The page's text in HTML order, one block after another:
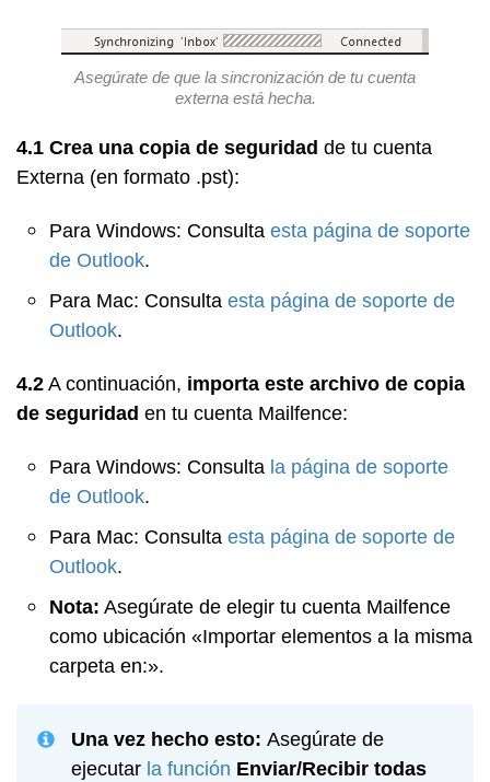
Asegúrate de que la sincronización de tu cuenta
externa está hecha.
4.1 Crea una copia de seguridad de tu cuenta
Externa (en formato .pst):
Para Windows: Consulta esta página de soporte
de Outlook.
Para Mac: Consulta esta página de soporte de
Outlook.
4.2A continuación, importa este archivo de copia
de seguridad en tu cuenta Mailfence:
Para Windows: Consulta la página de soporte
de Outlook.
Para Mac: Consulta esta página de soporte de
Outlook.
Nota: Asegúrate de elegir tu cuenta Mailfence
como ubicación «Importar elementos a la misma
carpeta en:».
Una vez hecho esto: Asegúrate de
ejecutar la función Enviar/Recibir todas